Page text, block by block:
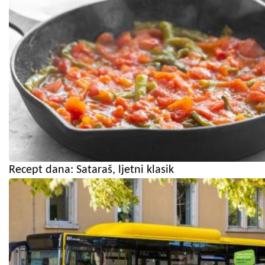
Recept dana: Sataraš, ljetni klasik